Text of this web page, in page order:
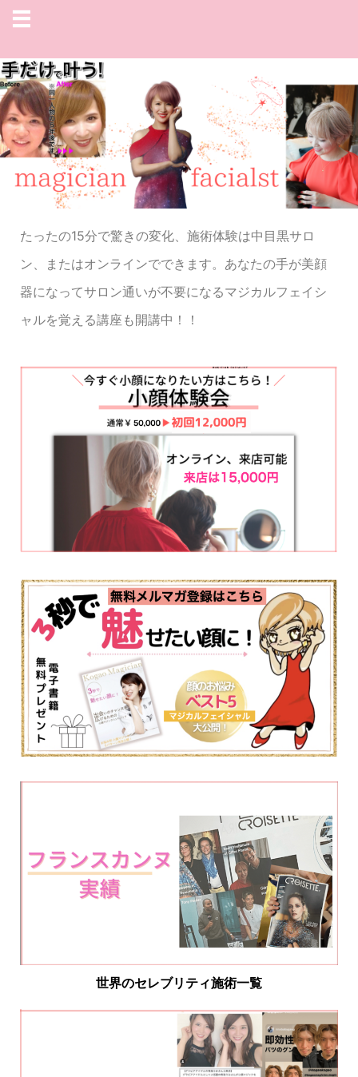
たったの15分で驚きの変化、施術体験は中目黒サロ
ン、またはオンラインでできます。あなたの手が美顔
器になってサロン通いが不要になるマジカルフェイシ
ャルを覚える講座も開講中！！
世界のセレブリティ施術一覧